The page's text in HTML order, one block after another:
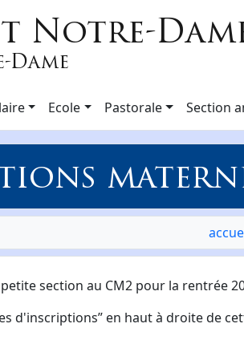
Ecole Pastorale Section
section au CM2 pour la rentrée
d'inscriptions” en haut à droite de